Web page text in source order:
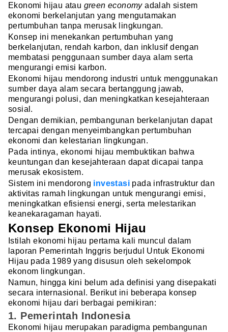
Ekonomi hijau atau green economyadalah sistem
ekonomi berkelanjutan yang mengutamakan
pertumbuhan tanpa merusak lingkungan.
Konsep ini menekankan pertumbuhan yang
berkelanjutan, rendah karbon, dan inklusif dengan
membatasi penggunaan sumber daya alam serta
mengurangi emisi karbon.
Ekonomi hijau mendorong industri untuk menggunakan
sumber daya alam secara bertanggung jawab,
mengurangi polusi, dan meningkatkan kesejahteraan
sosial.
Dengan demikian, pembangunan berkelanjutan dapat
tercapai dengan menyeimbangkan pertumbuhan
ekonomi dan kelestarian lingkungan.
Pada intinya, ekonomi hijau membuktikan bahwa
keuntungan dan kesejahteraan dapat dicapai tanpa
merusak ekosistem.
Sistem ini mendorong investasi pada infrastruktur dan
aktivitas ramah lingkungan untuk mengurangi emisi,
meningkatkan efisiensi energi, serta melestarikan
keanekaragaman hayati.
Konsep Ekonomi Hijau
Istilah ekonomi hijau pertama kali muncul dalam
laporan Pemerintah Inggris berjudul Untuk Ekonomi
Hijau pada 1989 yang disusun oleh sekelompok
ekonom lingkungan.
Namun, hingga kini belum ada definisi yang disepakati
secara internasional. Berikut ini beberapa konsep
ekonomi hijau dari berbagai pemikiran:
1. Pemerintah Indonesia
Ekonomi hijau merupakan paradigma pembangunan